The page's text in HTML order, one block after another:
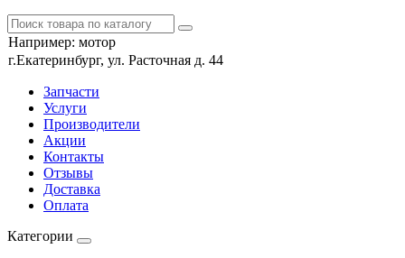
Например: мотор
г.Екатеринбург, ул. Расточная д. 44
Запчасти
Услуги
Производители
Акции
Контакты
Отзывы
Доставка
Оплата
Категории